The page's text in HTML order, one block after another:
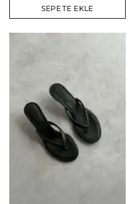
SEPETE EKLE